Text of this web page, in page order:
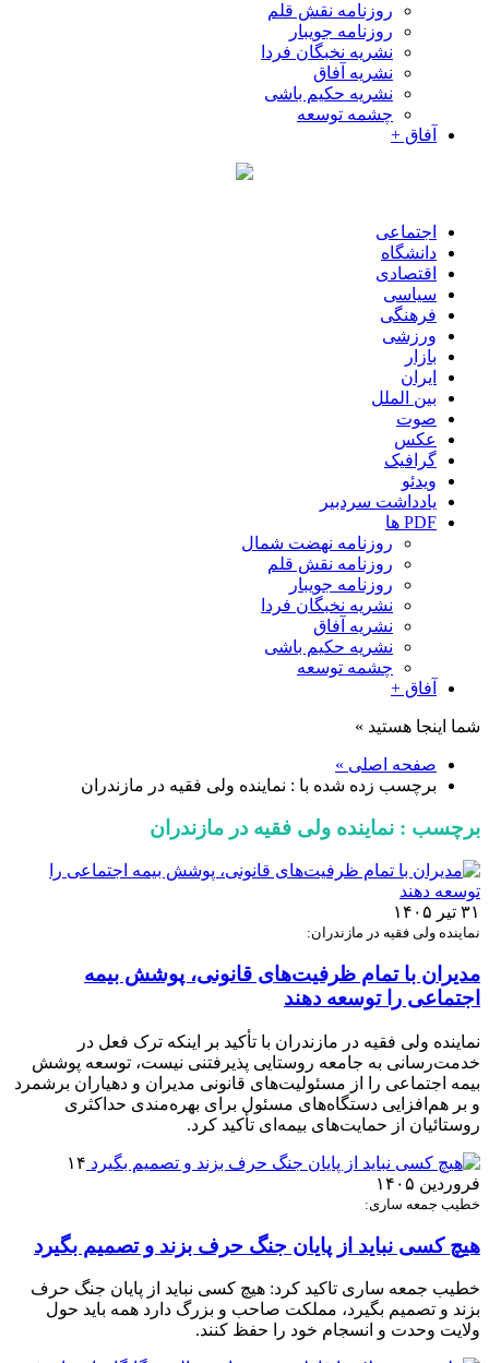
روزنامه نقش قلم
روزنامه جویبار
نشریه نخبگان فردا
نشریه آفاق
نشریه حکیم باشی
چشمه توسعه
آفاق +
اجتماعی
دانشگاه
اقتصادی
سیاسی
فرهنگی
ورزشی
بازار
ایران
بین الملل
صوت
عکس
گرافیک
ویدئو
یادداشت سردبیر
PDF ها
روزنامه نهضت شمال
روزنامه نقش قلم
روزنامه جویبار
نشریه نخبگان فردا
نشریه آفاق
نشریه حکیم باشی
چشمه توسعه
آفاق +
شما اینجا هستید »
صفحه اصلی »
برچسب زده شده با : نماینده ولی فقیه در مازندران
برچسب : نماینده ولی فقیه در مازندران
۳۱ تیر ۱۴۰۵
نماینده ولی فقیه در مازندران:
مدیران با تمام ظرفیت‌های قانونی، پوشش بیمه
اجتماعی را توسعه دهند
نماینده ولی فقیه در مازندران با تأکید بر اینکه ترک فعل در
خدمت‌رسانی به جامعه روستایی پذیرفتنی نیست، توسعه پوشش
بیمه اجتماعی را از مسئولیت‌های قانونی مدیران و دهیاران برشمرد
و بر هم‌افزایی دستگاه‌های مسئول برای بهره‌مندی حداکثری
روستائیان از حمایت‌های بیمه‌ای تأکید کرد.
۱۴
فروردین ۱۴۰۵
خطیب جمعه ساری:
هیچ کسی نباید از پایان جنگ حرف بزند و تصمیم بگیرد
خطیب جمعه ساری تاکید کرد: هیچ کسی نباید از پایان جنگ حرف
بزند و تصمیم بگیرد، مملکت صاحب و بزرگ دارد همه باید حول
ولایت وحدت و انسجام خود را حفظ کنند.